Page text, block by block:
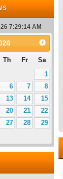
7:29:15 AM
Th Fr
Sa
1
6 7
8
13 14
15
20 21
22
27 28
29